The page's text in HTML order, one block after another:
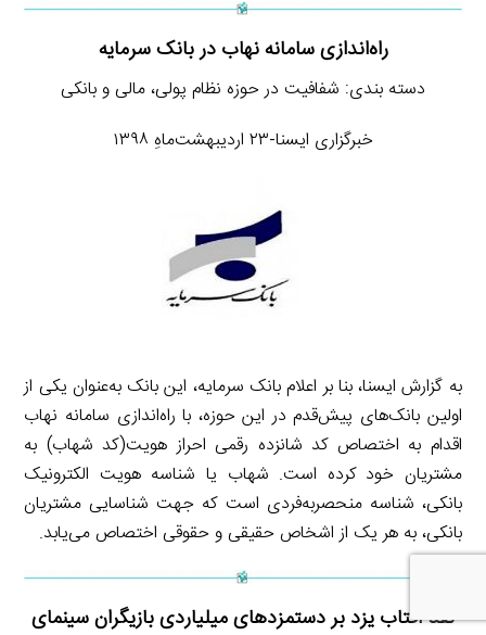
راه‌اندازی سامانه نهاب در بانک سرمایه
دسته بندی: شفافیت در حوزه نظام پولی، مالی و بانکی
خبرگزاری ایسنا-۲۳ اردیبهشت‌ماهِ ۱۳۹۸
به گزارش ایسنا، بنا بر اعلام بانک سرمایه، این بانک به‌عنوان یکی از
اولین بانک‌های پیش‌قدم در این حوزه، با راه‌اندازی سامانه نهاب
اقدام به اختصاص کد شانزده رقمی احراز هویت(کد شهاب) به
مشتریان خود کرده است. شهاب یا شناسه هویت الکترونیک
بانکی، شناسه منحصربه‌فردی است که جهت شناسایی مشتریان
بانکی، به هر یک از اشخاص حقیقی و حقوقی اختصاص می‌یابد.
نقد آفتاب یزد بر دستمزدهای میلیاردی بازیگران سینمای